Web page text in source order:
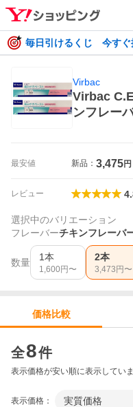
毎日引けるくじ 今すぐ
Virbac
Virbac
ンフレー
最安値 新品： 3,475円
レビュー
選択中のバリエーション
フレーバーチキンフレーバ
数量 1本
1,600 円〜
2本
3,473 円〜
価格比較
全8件
表示価格が安い順に表示してい
表示価格： 実質価格